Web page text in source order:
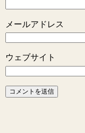
メールアドレス
ウェブサイト